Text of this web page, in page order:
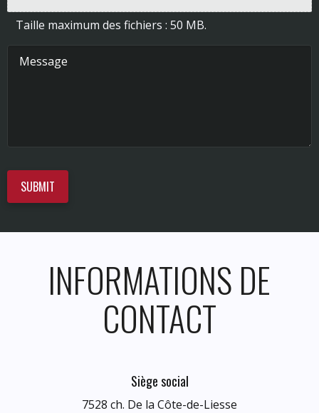
Taille maximum des fichiers : 50 MB.
INFORMATIONS DE
CONTACT
Siège social
7528 ch. De la Côte-de-Liesse